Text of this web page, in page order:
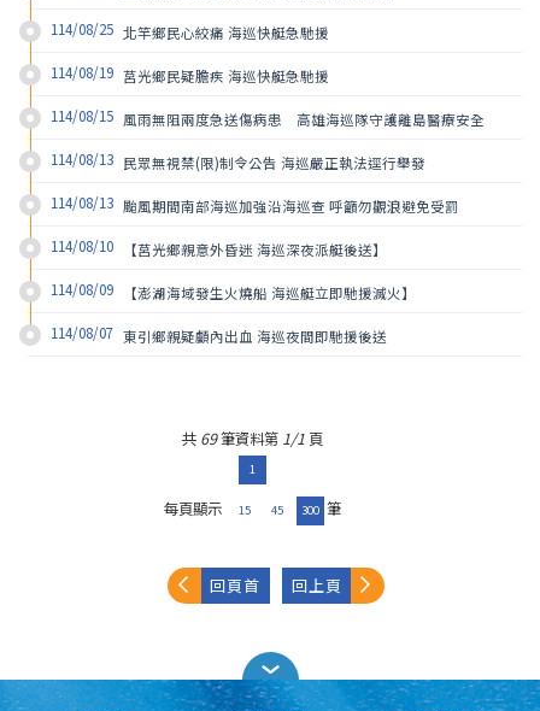
114/08/25 北竿鄉民心絞痛 海巡快艇急馳援
114/08/19 莒光鄉民疑膽疾 海巡快艇急馳援
114/08/15 風雨無阻兩度急送傷病患　高雄海巡隊守護離島醫療安全
114/08/13 民眾無視禁(限)制令公告 海巡嚴正執法逕行舉發
114/08/13 颱風期間南部海巡加強沿海巡查 呼籲勿觀浪避免受罰
114/08/10 【莒光鄉親意外昏迷 海巡深夜派艇後送】
114/08/09 【澎湖海域發生火燒船 海巡艇立即馳援滅火】
114/08/07 東引鄉親疑顱內出血 海巡夜間即馳援後送
共 69筆資料第 1/1頁
1
每頁顯示 15 45 300 筆
回頁首 回上頁